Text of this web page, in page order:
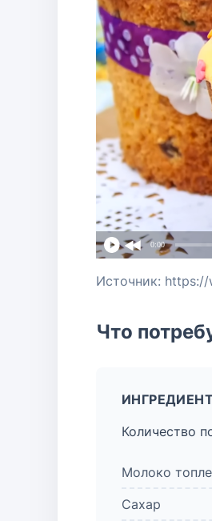
0:00
Источник:
Что
Количество
Молоко
Сахар